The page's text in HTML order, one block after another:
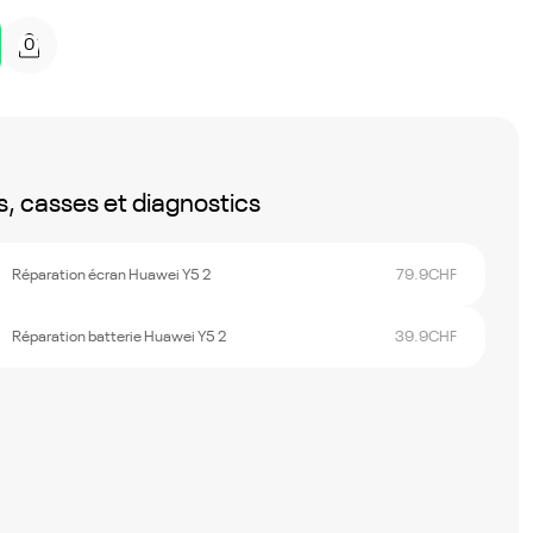
0
casses et diagnostics
Réparation écran Huawei Y5 2 79.9CHF
Réparation batterie Huawei Y5 2 39.9CHF